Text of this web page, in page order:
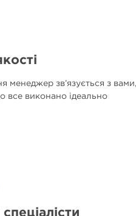
менеджер зв’язується з
все виконано ідеально